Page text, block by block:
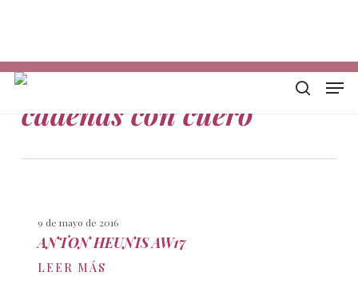
content
buscar
Tag
cadenas con cuero
9 de mayo de 2016
ANTON HEUNIS AW17
LEER MÁS